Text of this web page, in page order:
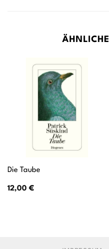
Die Taube
12,00 €